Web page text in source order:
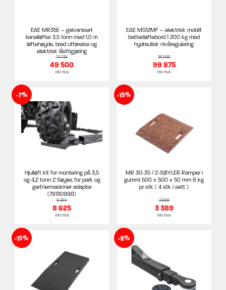
EAE MR35E – galvanisert
kanalløfter 3,5 tonn med 1,0 m
løftehøyde, bred utførelse og
elektrisk låsfrigjøring
73 738
49 500
inkl mva
EAE MS12MF – elektrisk mobilt
batteriløftebord 1 200 kg med
hydraulisk nivåregulering
118 855
99 875
inkl mva
-7%
Hjulløft kit for montering på 3,5
og 4,2 tonn 2 Søyler, for park og
gartnermaskiner adapter
(791110998)
9 284
8 625
inkl mva
-15%
MR 30-35 / 2-SØYLER Ramper i
gummi 500 x 500 x 50 mm 8 kg
pr stk ( 4 stk i sett )
3 988
3 389
inkl mva
-15% -8%